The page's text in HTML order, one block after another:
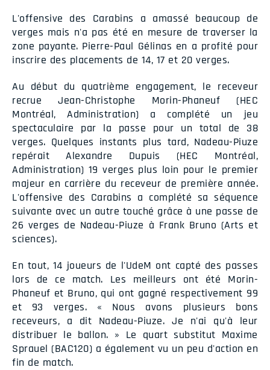
L'offensive des Carabins a amassé beaucoup de
verges mais n'a pas été en mesure de traverser la
zone payante. Pierre-Paul Gélinas en a profité pour
inscrire des placements de 14, 17 et 20 verges.
Au début du quatrième engagement, le receveur
recrue Jean-Christophe Morin-Phaneuf (HEC
Montréal, Administration) a complété un jeu
spectaculaire par la passe pour un total de 38
verges. Quelques instants plus tard, Nadeau-Piuze
repérait Alexandre Dupuis (HEC Montréal,
Administration) 19 verges plus loin pour le premier
majeur en carrière du receveur de première année.
L'offensive des Carabins a complété sa séquence
suivante avec un autre touché grâce à une passe de
26 verges de Nadeau-Piuze à Frank Bruno (Arts et
sciences).
En tout, 14 joueurs de l'UdeM ont capté des passes
lors de ce match. Les meilleurs ont été Morin-
Phaneuf et Bruno, qui ont gagné respectivement 99
et 93 verges. « Nous avons plusieurs bons
receveurs, a dit Nadeau-Piuze. Je n'ai qu'à leur
distribuer le ballon. » Le quart substitut Maxime
Sprauel (BAC120) a également vu un peu d'action en
fin de match.